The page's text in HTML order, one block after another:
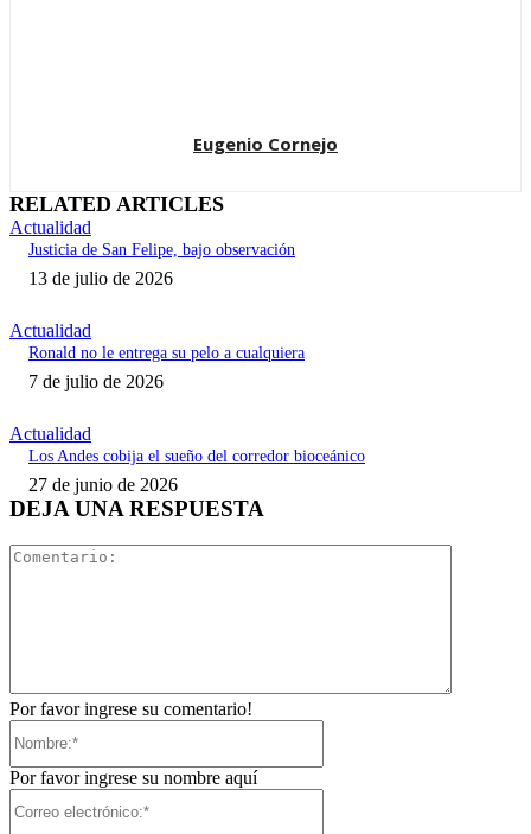
Eugenio Cornejo
RELATED ARTICLES
Actualidad
Justicia de San Felipe, bajo observación
13 de julio de 2026
Actualidad
Ronald no le entrega su pelo a cualquiera
7 de julio de 2026
Actualidad
Los Andes cobija el sueño del corredor bioceánico
27 de junio de 2026
DEJA UNA RESPUESTA
Por favor ingrese su comentario!
Por favor ingrese su nombre aquí